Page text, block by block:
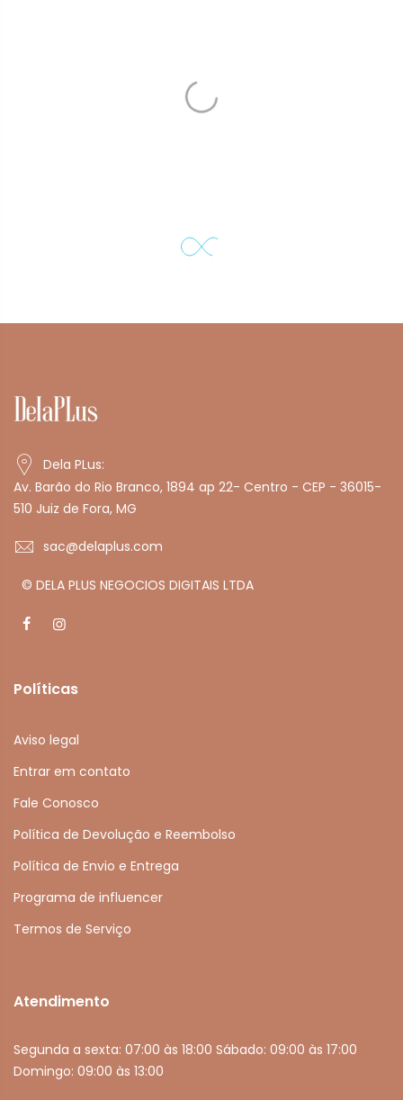
Dela PLus:
Av. Barão do Rio Branco, 1894 ap 22- Centro - CEP - 36015-
510 Juiz de Fora, MG
sac@delaplus.com
© DELA PLUS NEGOCIOS DIGITAIS LTDA
Políticas
Aviso legal
Entrar em contato
Fale Conosco
Política de Devolução e Reembolso
Política de Envio e Entrega
Programa de influencer
Termos de Serviço
Atendimento
Segunda a sexta: 07:00 às 18:00 Sábado: 09:00 às 17:00
Domingo: 09:00 às 13:00